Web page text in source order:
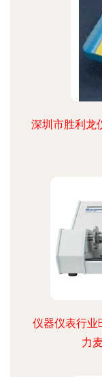
深圳市胜利龙
仪器仪表行业
力